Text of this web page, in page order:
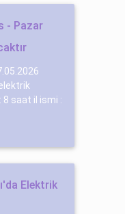
- Pazar
8 saat il ismi :
Elektrik